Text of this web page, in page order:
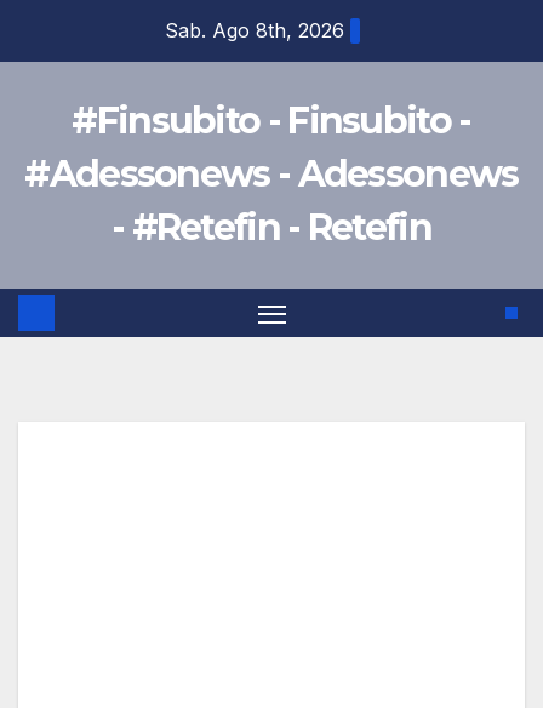
Sab. Ago 8th, 2026
#Finsubito - Finsubito -
#Adessonews - Adessonews
- #Retefin - Retefin